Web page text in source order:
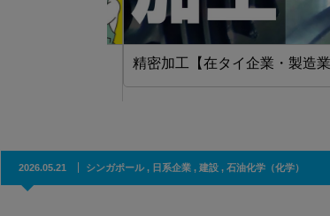
精密加工【在タイ企業・製造業】
2026.05.21 シンガポール, 日系企業 , 建設 , 石油化学（化学）